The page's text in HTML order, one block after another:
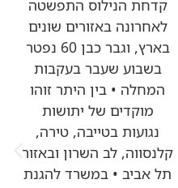
קדחת הנילוס התפשטה
לאחרונה באזורים שונים
בארץ, וגבר כבן 60 נפטר
בשבוע שעבר בעקבות
המחלה • בין היתר זוהו
מוקדים של יתושות
נגועות בטייבה, טירה,
קלנסווה, לב השרון ובאזור
תל אביב • במשרד להגנת